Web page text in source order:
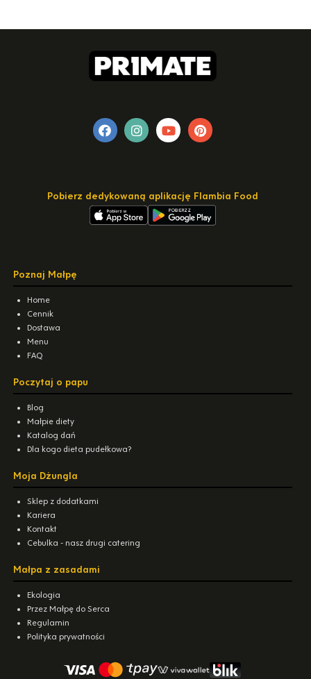
Pobierz dedykowaną aplikację Flambia Food
Poznaj Małpę
Home
Cennik
Dostawa
Menu
FAQ
Poczytaj o papu
Blog
Małpie diety
Katalog dań
Dla kogo dieta pudełkowa?
Moja Dżungla
Sklep z dodatkami
Kariera
Kontakt
Cebulka - nasz drugi catering
Małpa z zasadami
Ekologia
Przez Małpę do Serca
Regulamin
Polityka prywatności